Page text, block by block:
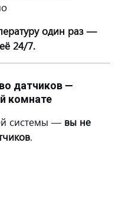
один раз —
24/7.
датчиков —
комнате
системы — вы не
.